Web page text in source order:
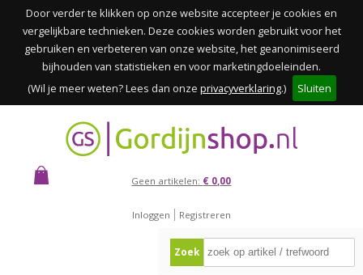
Door verder te klikken op onze website accepteer je cookies en
vergelijkbare technieken. Deze cookies worden gebruikt voor het
gebruiken en verbeteren van onze website, het geanonimiseerd
bijhouden van statistieken en voor marketingdoeleinden.
(Wil je meer weten? Lees dan onze privacyverklaring.) Sluiten
Geen artikelen: € 0,00
Inloggen Registreren
Zoek